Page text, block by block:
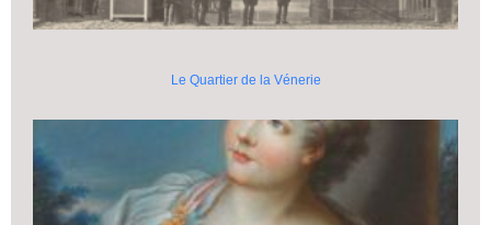
Le Quartier de la Vénerie